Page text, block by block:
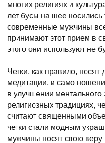
многих религиях и
лет бусы на шее
современные мужчины
принимают этот прием в
этого они используют не
Четки, как правило, носят
медитации, и само
в улучшении ментального
религиозных традициях,
считают священными
четки стали модным
мужчины носят свою веру